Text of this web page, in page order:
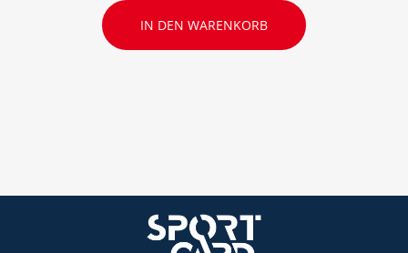
IN DEN WARENKORB